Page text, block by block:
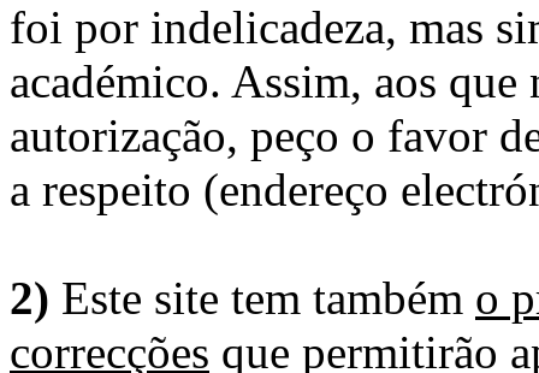
foi por indelicadeza, mas
académico. Assim, aos
autorização, peço o favor
a respeito (endereço
2) Este site tem também o
correcções que permitirão